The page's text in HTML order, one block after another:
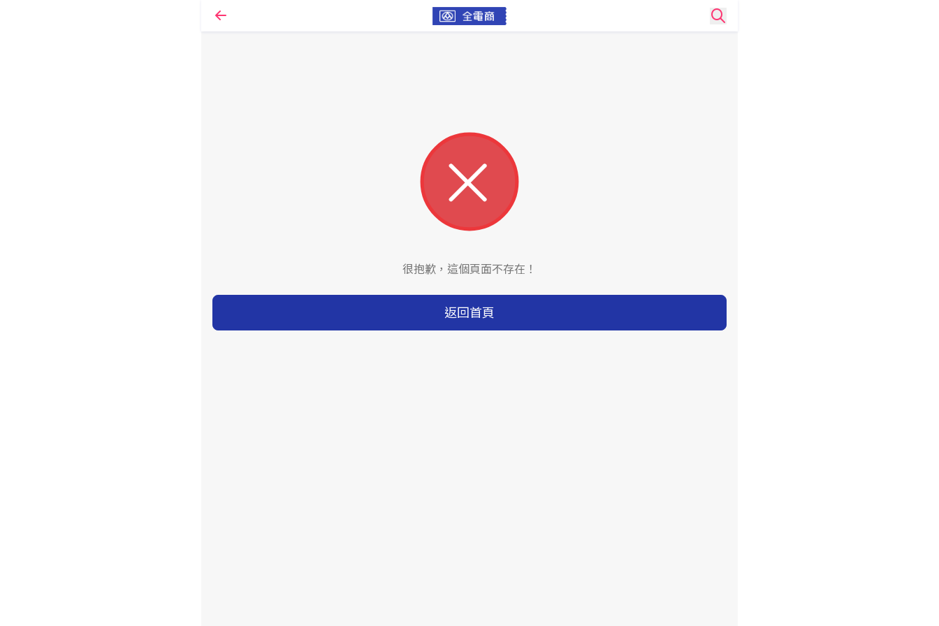
很抱歉，這個頁面不存在！
返回首頁